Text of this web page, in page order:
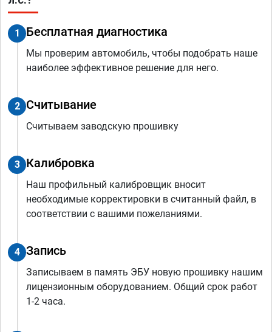
1 Бесплатная диагностика
Мы проверим автомобиль, чтобы подобрать наше
наиболее эффективное решение для него.
2 Считывание
Считываем заводскую прошивку
3 Калибровка
Наш профильный калибровщик вносит
необходимые корректировки в считанный файл, в
соответствии с вашими пожеланиями.
4 Запись
Записываем в память ЭБУ новую прошивку нашим
лицензионным оборудованием. Общий срок работ
1-2 часа.